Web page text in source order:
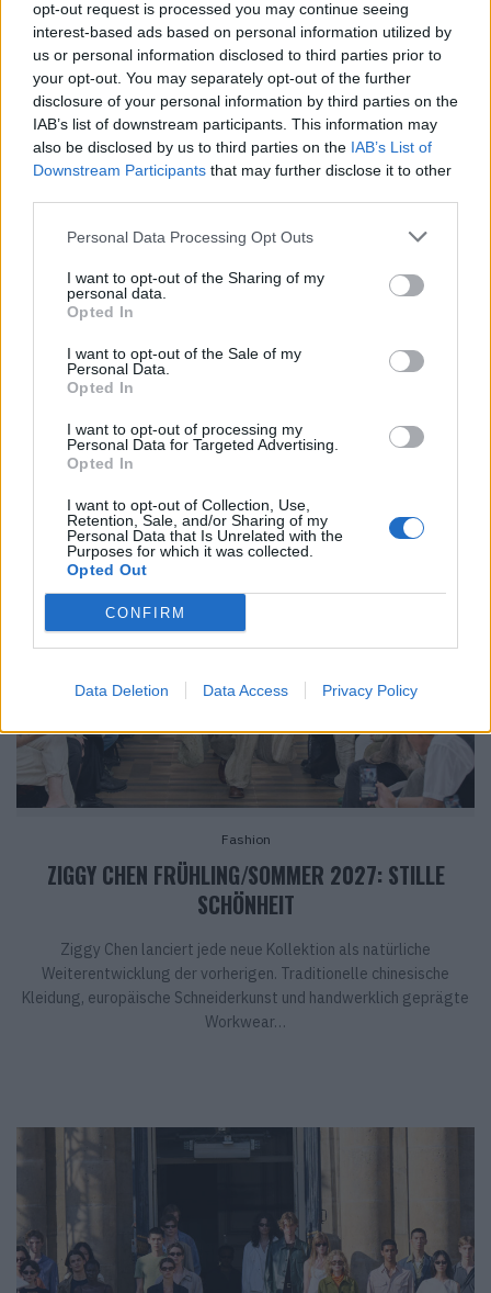
opt-out request is processed you may continue seeing
interest-based ads based on personal information utilized by
us or personal information disclosed to third parties prior to
your opt-out. You may separately opt-out of the further
disclosure of your personal information by third parties on the
IAB’s list of downstream participants. This information may
also be disclosed by us to third parties on the IAB’s List of
Downstream Participants that may further disclose it to other
Personal Data Processing Opt Outs
I want to opt-out of the Sharing of my
personal data.
Opted In
I want to opt-out of the Sale of my
Personal Data.
Opted In
I want to opt-out of processing my
Personal Data for Targeted Advertising.
Opted In
I want to opt-out of Collection, Use,
Retention, Sale, and/or Sharing of my
Personal Data that Is Unrelated with the
Purposes for which it was collected.
Opted Out
CONFIRM
Data Deletion Data Access Privacy Policy
IM MEN FRÜHLING/SOMMER 2027: IM SCHATTEN DES
BAMBUSWALDES
Für Frühjahr/Sommer 2027 lässt sich IM Men von den wechselnden
Schatten des Bambus inspirieren und übersetzt ein altes
Fashion
ZIGGY CHEN FRÜHLING/SOMMER 2027: STILLE
SCHÖNHEIT
Ziggy Chen lanciert jede neue Kollektion als natürliche
Weiterentwicklung der vorherigen. Traditionelle chinesische
Kleidung, europäische Schneiderkunst und handwerklich geprägte
Workwear…